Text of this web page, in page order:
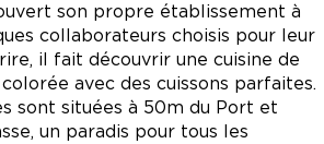
son propre établissement à
collaborateurs choisis pour leur
il fait découvrir une cuisine de
avec des cuissons parfaites.
sont situées à 50m du Port et
un paradis pour tous les